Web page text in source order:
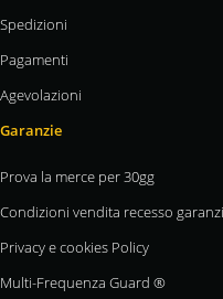
Spedizioni
Pagamenti
Agevolazioni
Garanzie
Prova la merce per 30gg
Condizioni vendita recesso
Privacy e cookies Policy
Multi-Frequenza Guard ®